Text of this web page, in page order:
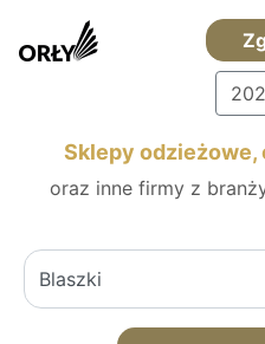
Sklepy odzieżowe,
oraz inne firmy z